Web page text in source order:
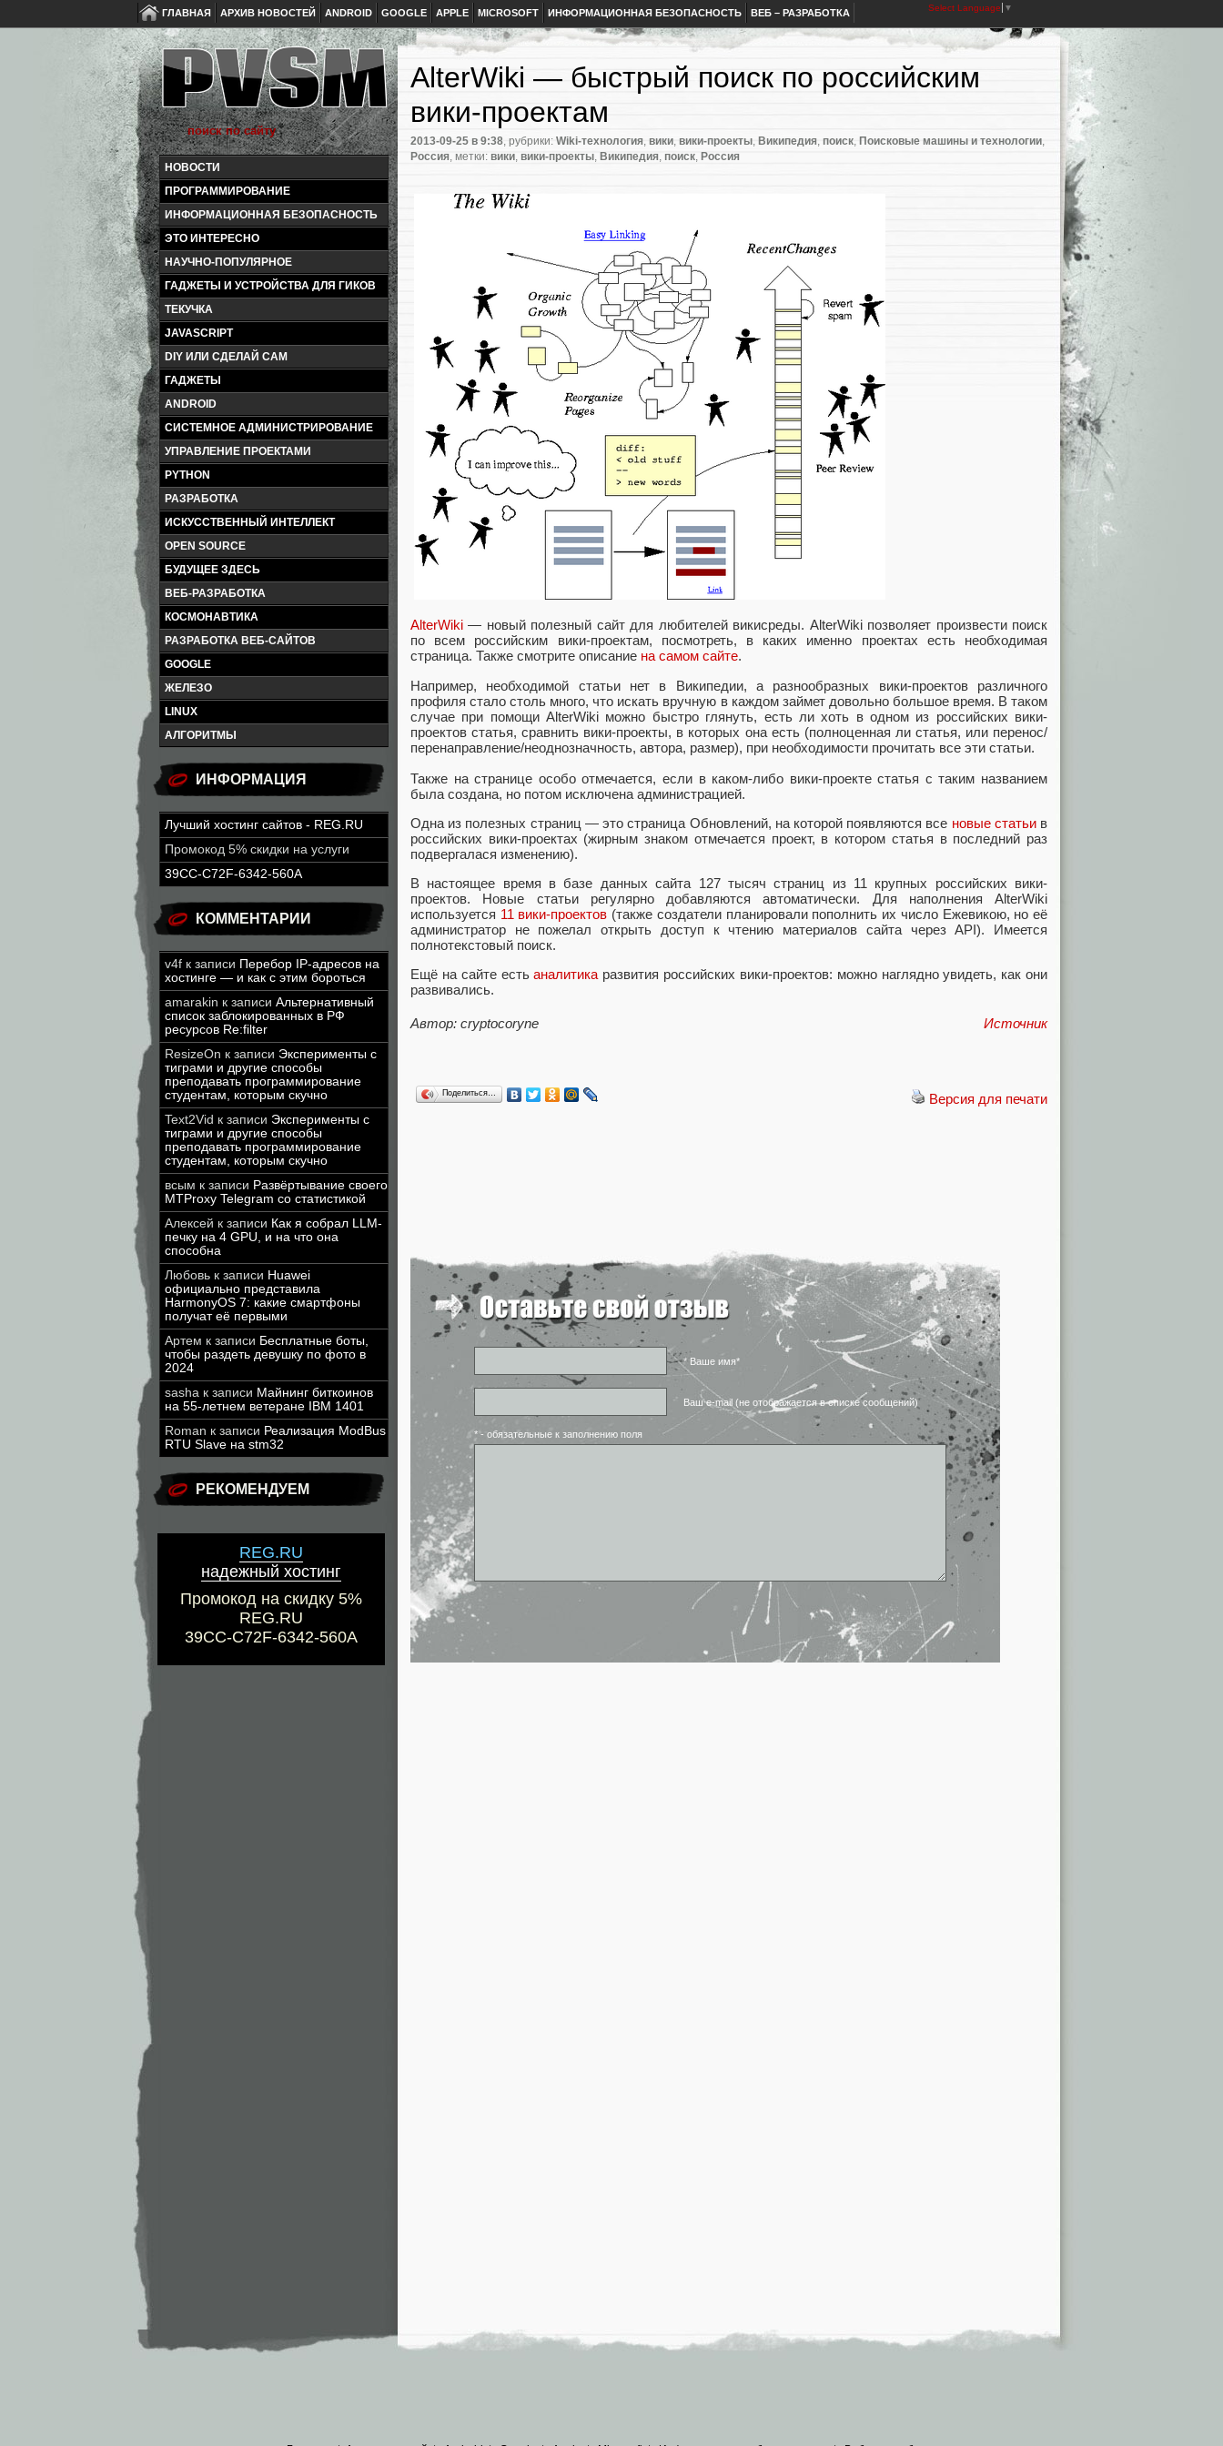
ГЛАВНАЯ АРХИВ НОВОСТЕЙ ANDROID GOOGLE APPLE MICROSOFT ИНФОРМАЦИОННАЯ БЕЗОПАСНОСТЬ ВЕБ – РАЗРАБОТКА Select Language ▼
НОВОСТИ
ПРОГРАММИРОВАНИЕ
ИНФОРМАЦИОННАЯ БЕЗОПАСНОСТЬ
ЭТО ИНТЕРЕСНО
НАУЧНО-ПОПУЛЯРНОЕ
ГАДЖЕТЫ И УСТРОЙСТВА ДЛЯ ГИКОВ
ТЕКУЧКА
JAVASCRIPT
DIY ИЛИ СДЕЛАЙ САМ
ГАДЖЕТЫ
ANDROID
СИСТЕМНОЕ АДМИНИСТРИРОВАНИЕ
УПРАВЛЕНИЕ ПРОЕКТАМИ
PYTHON
РАЗРАБОТКА
ИСКУССТВЕННЫЙ ИНТЕЛЛЕКТ
OPEN SOURCE
БУДУЩЕЕ ЗДЕСЬ
ВЕБ-РАЗРАБОТКА
КОСМОНАВТИКА
РАЗРАБОТКА ВЕБ-САЙТОВ
GOOGLE
ЖЕЛЕЗО
LINUX
АЛГОРИТМЫ
ИНФОРМАЦИЯ
Лучший хостинг сайтов - REG.RU
Промокод 5% скидки на услуги
39CC-C72F-6342-560A
КОММЕНТАРИИ
v4f к записи Перебор IP-адресов на
хостинге — и как с этим бороться
amarakin к записи Альтернативный
список заблокированных в РФ
ресурсов Re:filter
ResizeOn к записи Эксперименты с
тиграми и другие способы
преподавать программирование
студентам, которым скучно
Text2Vid к записи Эксперименты с
тиграми и другие способы
преподавать программирование
студентам, которым скучно
всым к записи Развёртывание своего
MTProxy Telegram со статистикой
Алексей к записи Как я собрал LLM-
печку на 4 GPU, и на что она
способна
Любовь к записи Huawei
официально представила
HarmonyOS 7: какие смартфоны
получат её первыми
Артем к записи Бесплатные боты,
чтобы раздеть девушку по фото в
2024
sasha к записи Майнинг биткоинов
на 55-летнем ветеране IBM 1401
Roman к записи Реализация ModBus
RTU Slave на stm32
РЕКОМЕНДУЕМ
REG.RU
надежный хостинг
Промокод на скидку 5%
REG.RU
39CC-C72F-6342-560A
AlterWiki — быстрый поиск по российским
вики-проектам
2013-09-25 в 9:38, рубрики: Wiki-технология, вики, вики-проекты, Википедия, поиск, Поисковые машины и технологии,
Россия, метки: вики, вики-проекты, Википедия, поиск, Россия
AlterWiki — новый полезный сайт для любителей викисреды. AlterWiki позволяет произвести поиск
по всем российским вики-проектам, посмотреть, в каких именно проектах есть необходимая
страница. Также смотрите описание на самом сайте.
Например, необходимой статьи нет в Википедии, а разнообразных вики-проектов различного
профиля стало столь много, что искать вручную в каждом займет довольно большое время. В таком
случае при помощи AlterWiki можно быстро глянуть, есть ли хоть в одном из российских вики-
проектов статья, сравнить вики-проекты, в которых она есть (полноценная ли статья, или перенос/
перенаправление/неоднозначность, автора, размер), при необходимости прочитать все эти статьи.
Также на странице особо отмечается, если в каком-либо вики-проекте статья с таким названием
была создана, но потом исключена администрацией.
Одна из полезных страниц — это страница Обновлений, на которой появляются все новые статьив
российских вики-проектах (жирным знаком отмечается проект, в котором статья в последний раз
подвергалася изменению).
В настоящее время в базе данных сайта 127 тысяч страниц из 11 крупных российских вики-
проектов. Новые статьи регулярно добавляются автоматически. Для наполнения AlterWiki
используется 11 вики-проектов (также создатели планировали пополнить их число Ежевикою, но её
администратор не пожелал открыть доступ к чтению материалов сайта через API). Имеется
полнотекстовый поиск.
Ещё на сайте естьаналитика развития российских вики-проектов: можно наглядно увидеть, как они
развивались.
Автор: cryptocoryne Источник
Версия для печати
Поделиться…
* Ваше имя*
Ваш e-mail (не отображается в списке сообщений)
* - обязательные к заполнению поля